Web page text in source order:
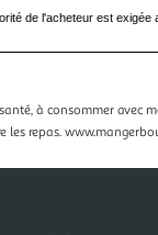
de l'acheteur est exigée
à consommer avec
les repas.